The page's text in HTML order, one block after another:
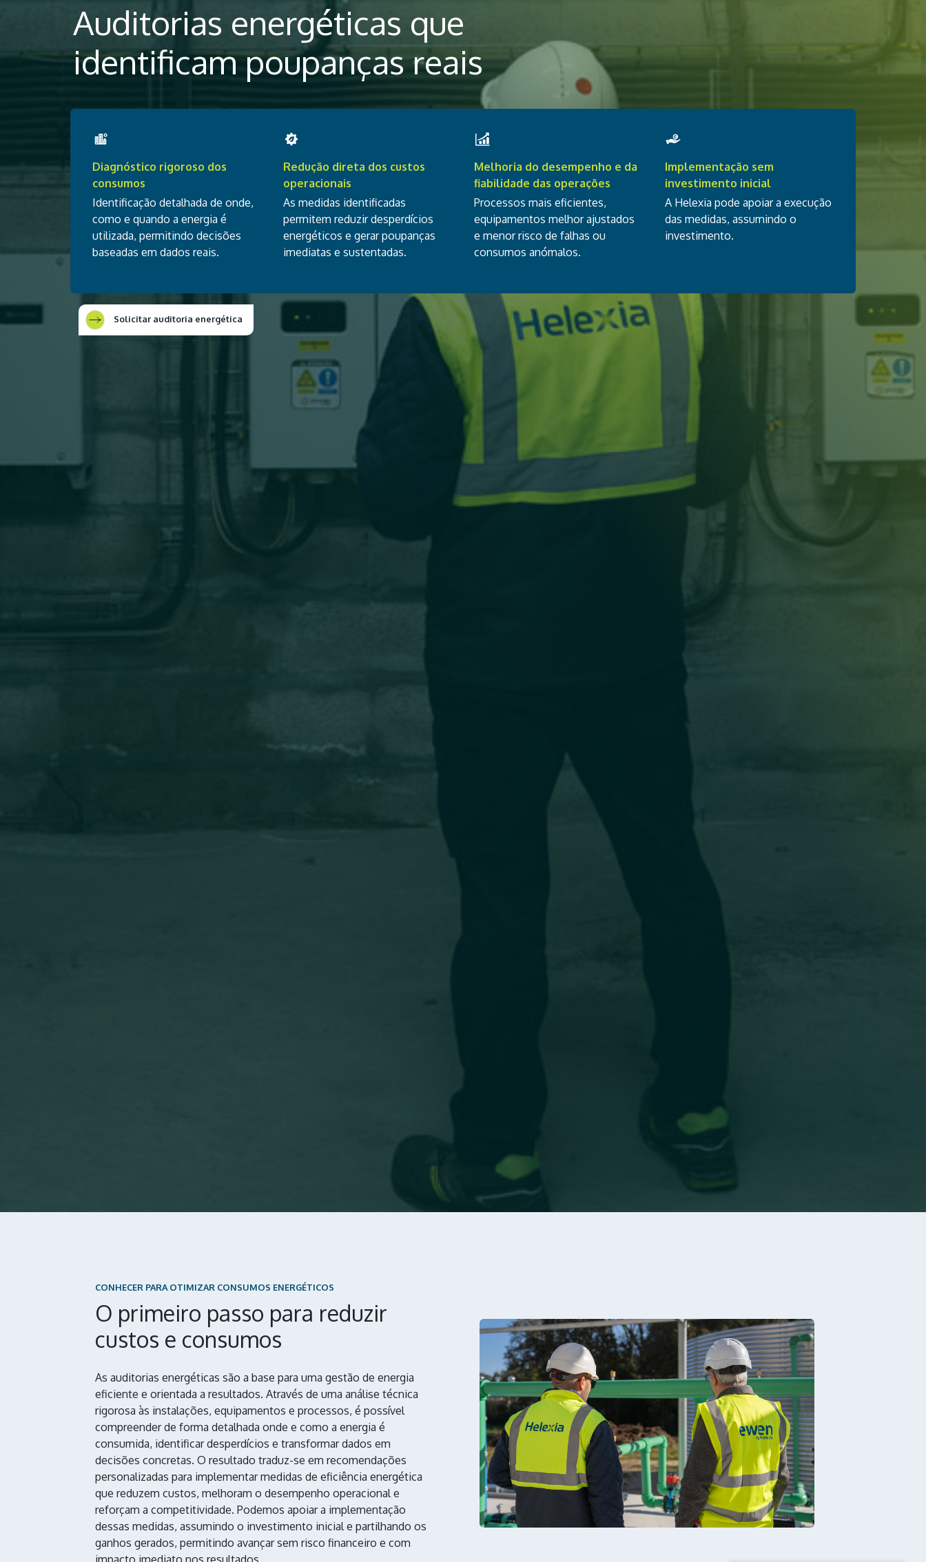
Auditorias energéticas que
identificam poupanças reais
Diagnóstico rigoroso dos
consumos
Identificação detalhada de onde,
como e quando a energia é
utilizada, permitindo decisões
baseadas em dados reais.
Redução direta dos custos
operacionais
As medidas identificadas
permitem reduzir desperdícios
energéticos e gerar poupanças
imediatas e sustentadas.
Melhoria do desempenho e da
fiabilidade das operações
Processos mais eficientes,
equipamentos melhor ajustados
e menor risco de falhas ou
consumos anómalos.
Implementação sem
investimento inicial
A Helexia pode apoiar a execução
das medidas, assumindo o
investimento.
Solicitar auditoria energética
CONHECER PARA OTIMIZAR CONSUMOS ENERGÉTICOS
O primeiro passo para reduzir
custos e consumos
As auditorias energéticas são a base para uma gestão de energia
eficiente e orientada a resultados. Através de uma análise técnica
rigorosa às instalações, equipamentos e processos, é possível
compreender de forma detalhada onde e como a energia é
consumida, identificar desperdícios e transformar dados em
decisões concretas. O resultado traduz-se em recomendações
personalizadas para implementar medidas de eficiência energética
que reduzem custos, melhoram o desempenho operacional e
reforçam a competitividade. Podemos apoiar a implementação
dessas medidas, assumindo o investimento inicial e partilhando os
ganhos gerados, permitindo avançar sem risco financeiro e com